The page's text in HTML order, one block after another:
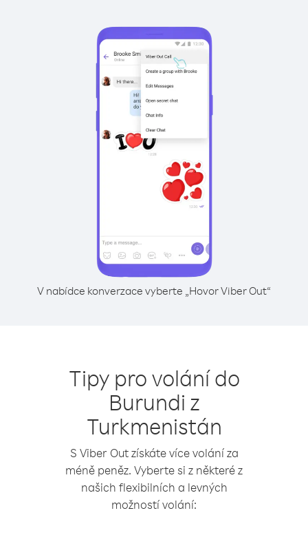
V nabídce konverzace vyberte „Hovor Viber Out“
Tipy pro volání do
Burundi z
Turkmenistán
S Viber Out získáte více volání za
méně peněz. Vyberte si z některé z
našich flexibilních a levných
možností volání: